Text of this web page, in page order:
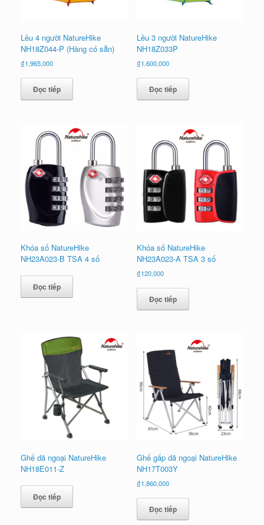
Lều 4 người NatureHike
NH18Z044-P (Hàng có sẵn)
₫1,965,000
Đọc tiếp
Lều 3 người NatureHike
NH18Z033P
₫1,600,000
Đọc tiếp
Khóa số NatureHike
NH23A023-B TSA 4 số
Đọc tiếp
Khóa số NatureHike
NH23A023-A TSA 3 số
₫120,000
Đọc tiếp
Ghế dã ngoại NatureHike
NH18E011-Z
Đọc tiếp
Ghế gấp dã ngoại NatureHike
NH17T003Y
₫1,860,000
Đọc tiếp